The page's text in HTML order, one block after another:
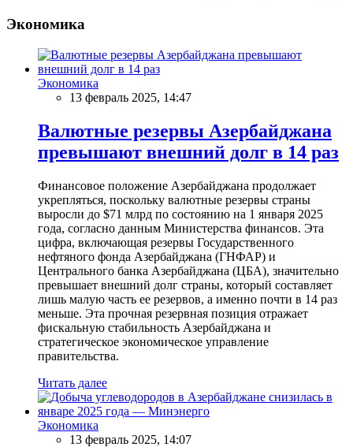
Экономика
Экономика
13 февраль 2025, 14:47
Валютные резервы Азербайджана
превышают внешний долг в 14 раз
Финансовое положение Азербайджана продолжает
укрепляться, поскольку валютные резервы страны
выросли до $71 млрд по состоянию на 1 января 2025
года, согласно данным Министерства финансов. Эта
цифра, включающая резервы Государственного
нефтяного фонда Азербайджана (ГНФАР) и
Центрального банка Азербайджана (ЦБА), значительно
превышает внешний долг страны, который составляет
лишь малую часть ее резервов, а именно почти в 14 раз
меньше. Эта прочная резервная позиция отражает
фискальную стабильность Азербайджана и
стратегическое экономическое управление
правительства.
Читать далее
Экономика
13 февраль 2025, 14:07